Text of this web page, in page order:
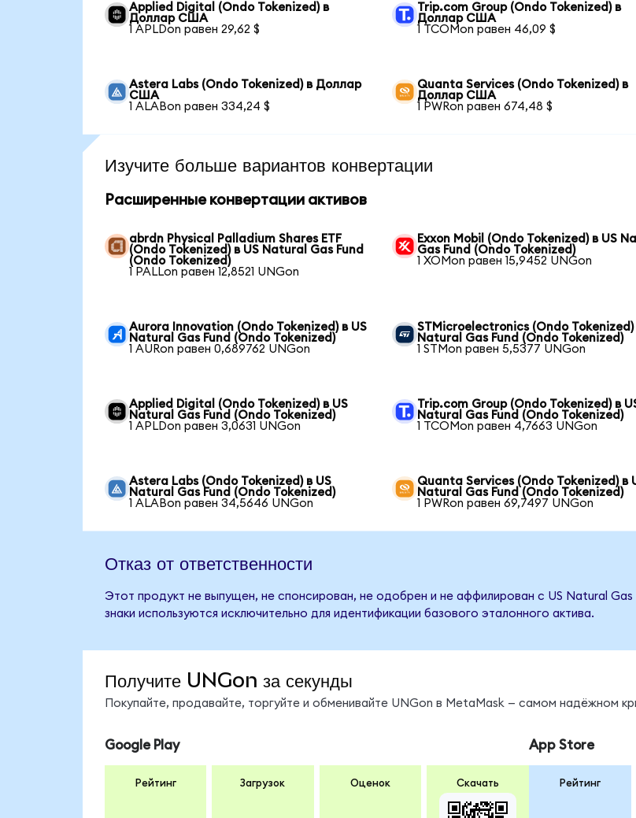
Applied Digital (Ondo Tokenized) в
Доллар США
1 APLDon равен 29,62 $
Trip.com Group (Ondo Tokenized) в
Доллар США
1 TCOMon равен 46,09 $
Astera Labs (Ondo Tokenized) в Доллар
США
1 ALABon равен 334,24 $
Quanta Services (Ondo Tokenized) в
Доллар США
1 PWRon равен 674,48 $
Изучите больше вариантов конвертации
Расширенные конвертации активов
abrdn Physical Palladium Shares ETF
(Ondo Tokenized) в US Natural Gas Fund
(Ondo Tokenized)
1 PALLon равен 12,8521 UNGon
Exxon Mobil (Ondo Tokenized) в US
Gas Fund (Ondo Tokenized)
1 XOMon равен 15,9452 UNGon
Aurora Innovation (Ondo Tokenized) в US
Natural Gas Fund (Ondo Tokenized)
1 AURon равен 0,689762 UNGon
STMicroelectronics (Ondo Tokenized)
Natural Gas Fund (Ondo Tokenized)
1 STMon равен 5,5377 UNGon
Applied Digital (Ondo Tokenized) в US
Natural Gas Fund (Ondo Tokenized)
1 APLDon равен 3,0631 UNGon
Trip.com Group (Ondo Tokenized) в
Natural Gas Fund (Ondo Tokenized)
1 TCOMon равен 4,7663 UNGon
Astera Labs (Ondo Tokenized) в US
Natural Gas Fund (Ondo Tokenized)
1 ALABon равен 34,5646 UNGon
Quanta Services (Ondo Tokenized) в
Natural Gas Fund (Ondo Tokenized)
1 PWRon равен 69,7497 UNGon
Отказ от ответственности
Этот продукт не выпущен, не спонсирован, не одобрен и не аффилирован с US Natural
знаки используются исключительно для идентификации базового эталонного актива.
Получите UNGon за секунды
Покупайте, продавайте, торгуйте и обменивайте UNGon в MetaMask — самом надёжном
Google Play
Рейтинг Загрузок Оценок Скачать
App Store
Рейтинг